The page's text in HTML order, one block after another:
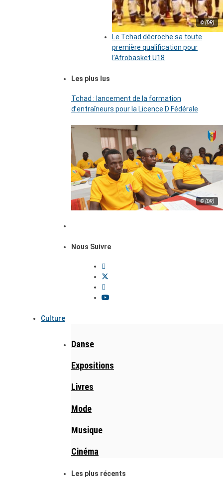
© (DR)
Le Tchad décroche sa toute
première qualification pour
l’Afrobasket U18
Les plus lus
Tchad : lancement de la formation
d’entraîneurs pour la Licence D Fédérale
© (DR)
Nous Suivre
Culture
Danse
Expositions
Livres
Mode
Musique
Cinéma
Les plus récents